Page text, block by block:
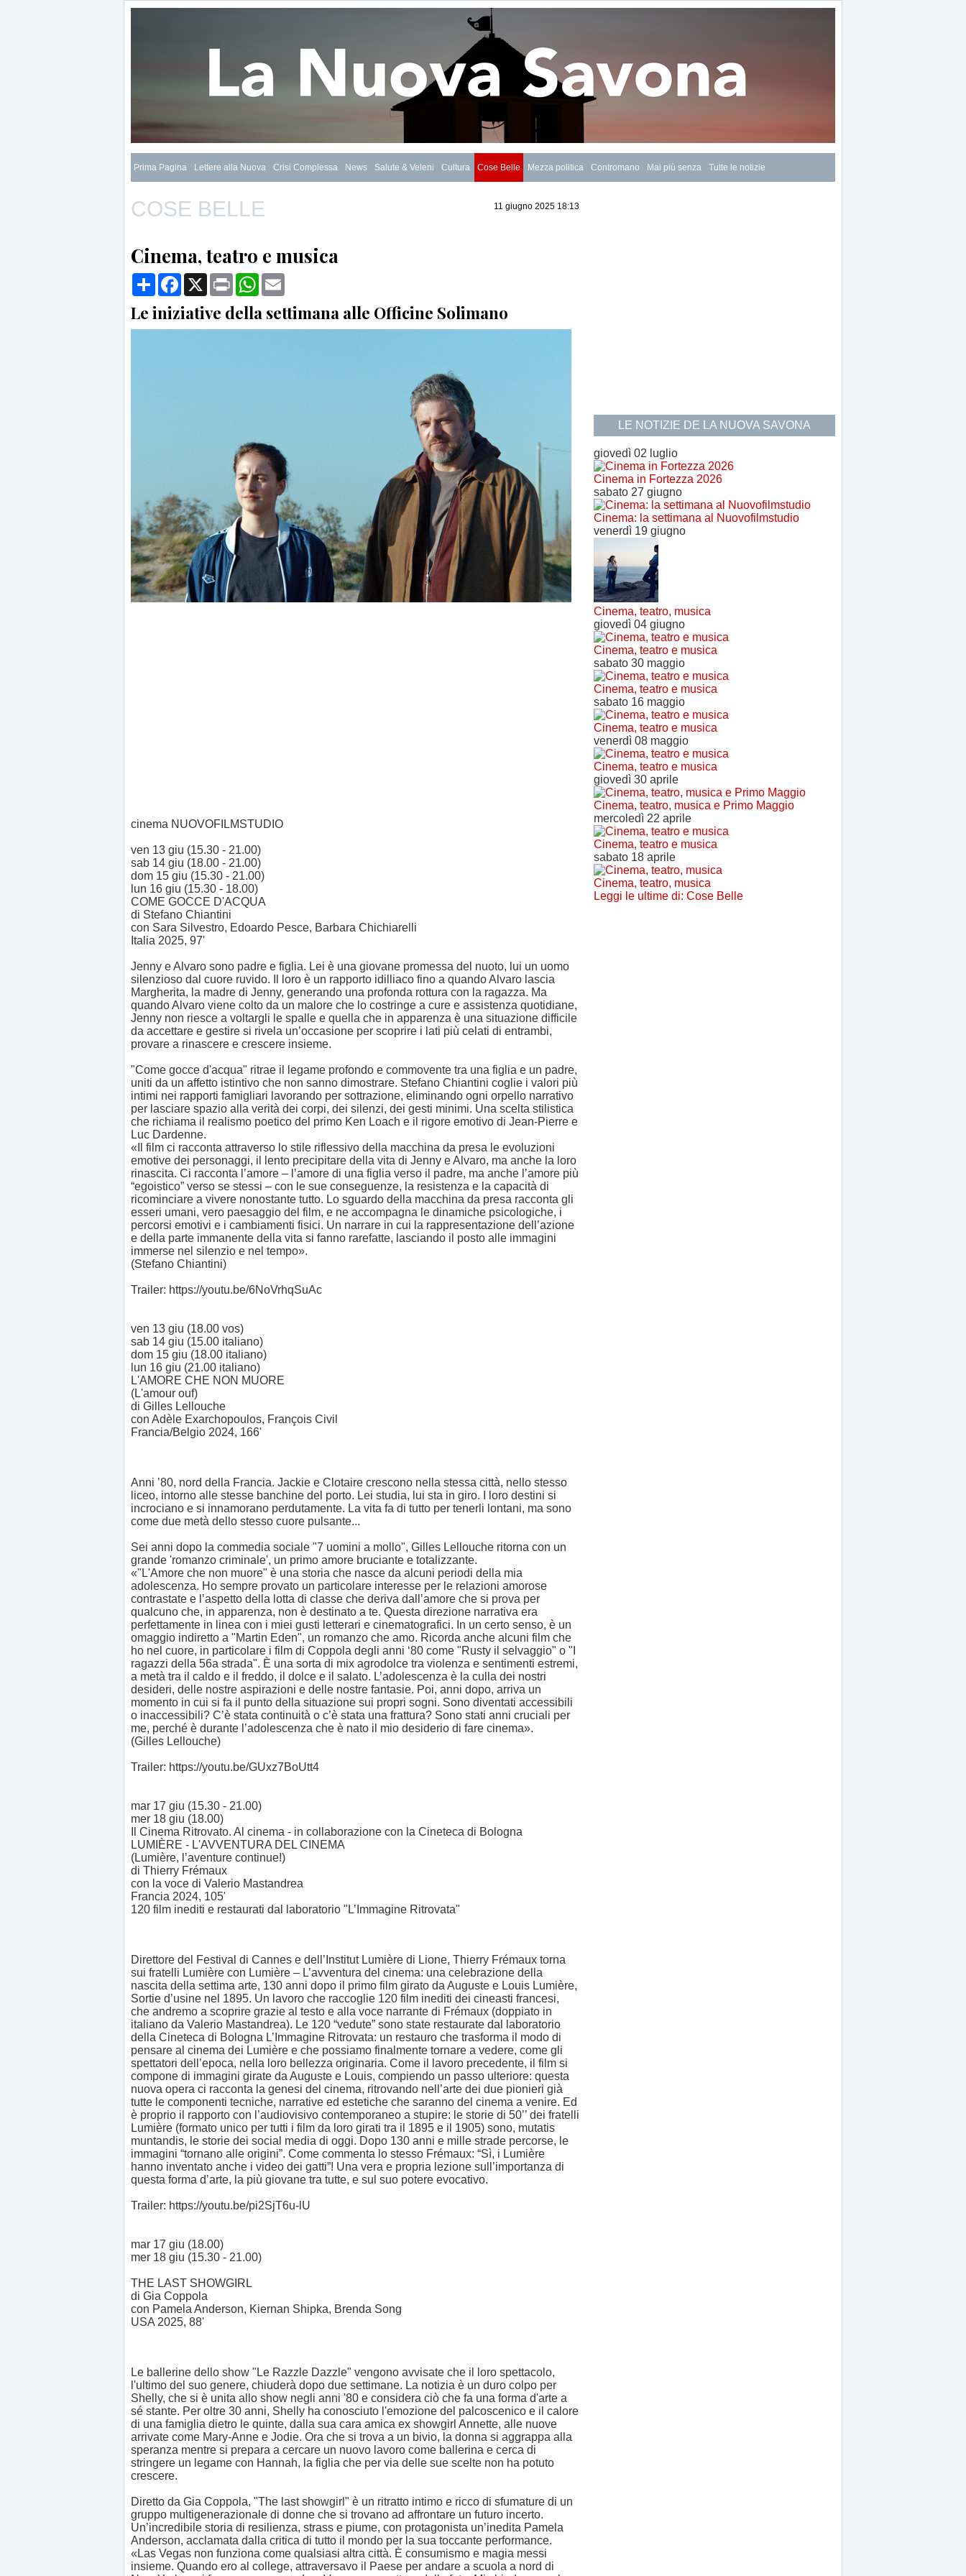
Prima Pagina Lettere alla Nuova Crisi Complessa News Salute & Veleni Cultura Cose Belle Mezza politica Contromano Mai più senza Tutte le notizie
COSE BELLE 11 giugno 2025 18:13
Cinema, teatro e musica
CondividiFacebook
X Print WhatsApp
Le iniziative della settimana alle Officine Solimano
cinema NUOVOFILMSTUDIO
ven 13 giu (15.30 - 21.00)
sab 14 giu (18.00 - 21.00)
dom 15 giu (15.30 - 21.00)
lun 16 giu (15.30 - 18.00)
COME GOCCE D'ACQUA
di Stefano Chiantini
con Sara Silvestro, Edoardo Pesce, Barbara Chichiarelli
Italia 2025, 97'
Jenny e Alvaro sono padre e figlia. Lei è una giovane promessa del nuoto, lui un uomo
silenzioso dal cuore ruvido. Il loro è un rapporto idilliaco fino a quando Alvaro lascia
Margherita, la madre di Jenny, generando una profonda rottura con la ragazza. Ma
quando Alvaro viene colto da un malore che lo costringe a cure e assistenza quotidiane,
Jenny non riesce a voltargli le spalle e quella che in apparenza è una situazione difficile
da accettare e gestire si rivela un’occasione per scoprire i lati più celati di entrambi,
provare a rinascere e crescere insieme.
"Come gocce d'acqua" ritrae il legame profondo e commovente tra una figlia e un padre,
uniti da un affetto istintivo che non sanno dimostrare. Stefano Chiantini coglie i valori più
intimi nei rapporti famigliari lavorando per sottrazione, eliminando ogni orpello narrativo
per lasciare spazio alla verità dei corpi, dei silenzi, dei gesti minimi. Una scelta stilistica
che richiama il realismo poetico del primo Ken Loach e il rigore emotivo di Jean-Pierre e
Luc Dardenne.
«Il film ci racconta attraverso lo stile riflessivo della macchina da presa le evoluzioni
emotive dei personaggi, il lento precipitare della vita di Jenny e Alvaro, ma anche la loro
rinascita. Ci racconta l’amore – l’amore di una figlia verso il padre, ma anche l’amore più
“egoistico” verso se stessi – con le sue conseguenze, la resistenza e la capacità di
ricominciare a vivere nonostante tutto. Lo sguardo della macchina da presa racconta gli
esseri umani, vero paesaggio del film, e ne accompagna le dinamiche psicologiche, i
percorsi emotivi e i cambiamenti fisici. Un narrare in cui la rappresentazione dell’azione
e della parte immanente della vita si fanno rarefatte, lasciando il posto alle immagini
immerse nel silenzio e nel tempo».
(Stefano Chiantini)
Trailer: https://youtu.be/6NoVrhqSuAc
ven 13 giu (18.00 vos)
sab 14 giu (15.00 italiano)
dom 15 giu (18.00 italiano)
lun 16 giu (21.00 italiano)
L'AMORE CHE NON MUORE
(L'amour ouf)
di Gilles Lellouche
con Adèle Exarchopoulos, François Civil
Francia/Belgio 2024, 166'
Anni ’80, nord della Francia. Jackie e Clotaire crescono nella stessa città, nello stesso
liceo, intorno alle stesse banchine del porto. Lei studia, lui sta in giro. I loro destini si
incrociano e si innamorano perdutamente. La vita fa di tutto per tenerli lontani, ma sono
come due metà dello stesso cuore pulsante...
Sei anni dopo la commedia sociale "7 uomini a mollo", Gilles Lellouche ritorna con un
grande 'romanzo criminale', un primo amore bruciante e totalizzante.
«"L'Amore che non muore" è una storia che nasce da alcuni periodi della mia
adolescenza. Ho sempre provato un particolare interesse per le relazioni amorose
contrastate e l’aspetto della lotta di classe che deriva dall’amore che si prova per
qualcuno che, in apparenza, non è destinato a te. Questa direzione narrativa era
perfettamente in linea con i miei gusti letterari e cinematografici. In un certo senso, è un
omaggio indiretto a "Martin Eden", un romanzo che amo. Ricorda anche alcuni film che
ho nel cuore, in particolare i film di Coppola degli anni ‘80 come "Rusty il selvaggio" o "I
ragazzi della 56a strada". È una sorta di mix agrodolce tra violenza e sentimenti estremi,
a metà tra il caldo e il freddo, il dolce e il salato. L’adolescenza è la culla dei nostri
desideri, delle nostre aspirazioni e delle nostre fantasie. Poi, anni dopo, arriva un
momento in cui si fa il punto della situazione sui propri sogni. Sono diventati accessibili
o inaccessibili? C’è stata continuità o c’è stata una frattura? Sono stati anni cruciali per
me, perché è durante l’adolescenza che è nato il mio desiderio di fare cinema».
(Gilles Lellouche)
Trailer: https://youtu.be/GUxz7BoUtt4
mar 17 giu (15.30 - 21.00)
mer 18 giu (18.00)
Il Cinema Ritrovato. Al cinema - in collaborazione con la Cineteca di Bologna
LUMIÈRE - L'AVVENTURA DEL CINEMA
(Lumière, l’aventure continue!)
di Thierry Frémaux
con la voce di Valerio Mastandrea
Francia 2024, 105'
120 film inediti e restaurati dal laboratorio "L’Immagine Ritrovata"
Direttore del Festival di Cannes e dell’Institut Lumière di Lione, Thierry Frémaux torna
sui fratelli Lumière con Lumière – L’avventura del cinema: una celebrazione della
nascita della settima arte, 130 anni dopo il primo film girato da Auguste e Louis Lumière,
Sortie d’usine nel 1895. Un lavoro che raccoglie 120 film inediti dei cineasti francesi,
che andremo a scoprire grazie al testo e alla voce narrante di Frémaux (doppiato in
italiano da Valerio Mastandrea). Le 120 “vedute” sono state restaurate dal laboratorio
della Cineteca di Bologna L’Immagine Ritrovata: un restauro che trasforma il modo di
pensare al cinema dei Lumière e che possiamo finalmente tornare a vedere, come gli
spettatori dell’epoca, nella loro bellezza originaria. Come il lavoro precedente, il film si
compone di immagini girate da Auguste e Louis, compiendo un passo ulteriore: questa
nuova opera ci racconta la genesi del cinema, ritrovando nell’arte dei due pionieri già
tutte le componenti tecniche, narrative ed estetiche che saranno del cinema a venire. Ed
è proprio il rapporto con l’audiovisivo contemporaneo a stupire: le storie di 50’’ dei fratelli
Lumière (formato unico per tutti i film da loro girati tra il 1895 e il 1905) sono, mutatis
muntandis, le storie dei social media di oggi. Dopo 130 anni e mille strade percorse, le
immagini “tornano alle origini”. Come commenta lo stesso Frémaux: “Sì, i Lumière
hanno inventato anche i video dei gatti”! Una vera e propria lezione sull’importanza di
questa forma d’arte, la più giovane tra tutte, e sul suo potere evocativo.
Trailer: https://youtu.be/pi2SjT6u-lU
mar 17 giu (18.00)
mer 18 giu (15.30 - 21.00)
THE LAST SHOWGIRL
di Gia Coppola
con Pamela Anderson, Kiernan Shipka, Brenda Song
USA 2025, 88'
Le ballerine dello show "Le Razzle Dazzle" vengono avvisate che il loro spettacolo,
l'ultimo del suo genere, chiuderà dopo due settimane. La notizia è un duro colpo per
Shelly, che si è unita allo show negli anni '80 e considera ciò che fa una forma d'arte a
sé stante. Per oltre 30 anni, Shelly ha conosciuto l'emozione del palcoscenico e il calore
di una famiglia dietro le quinte, dalla sua cara amica ex showgirl Annette, alle nuove
arrivate come Mary-Anne e Jodie. Ora che si trova a un bivio, la donna si aggrappa alla
speranza mentre si prepara a cercare un nuovo lavoro come ballerina e cerca di
stringere un legame con Hannah, la figlia che per via delle sue scelte non ha potuto
crescere.
Diretto da Gia Coppola, "The last showgirl" è un ritratto intimo e ricco di sfumature di un
gruppo multigenerazionale di donne che si trovano ad affrontare un futuro incerto.
Un’incredibile storia di resilienza, strass e piume, con protagonista un’inedita Pamela
Anderson, acclamata dalla critica di tutto il mondo per la sua toccante performance.
«Las Vegas non funziona come qualsiasi altra città. È consumismo e magia messi
insieme. Quando ero al college, attraversavo il Paese per andare a scuola a nord di
LE NOTIZIE DE LA NUOVA SAVONA
giovedì 02 luglio
Cinema in Fortezza 2026
sabato 27 giugno
Cinema: la settimana al Nuovofilmstudio
venerdì 19 giugno
Cinema, teatro, musica
giovedì 04 giugno
Cinema, teatro e musica
sabato 30 maggio
Cinema, teatro e musica
sabato 16 maggio
Cinema, teatro e musica
venerdì 08 maggio
Cinema, teatro e musica
giovedì 30 aprile
Cinema, teatro, musica e Primo Maggio
mercoledì 22 aprile
Cinema, teatro e musica
sabato 18 aprile
Cinema, teatro, musica
Leggi le ultime di: Cose Belle